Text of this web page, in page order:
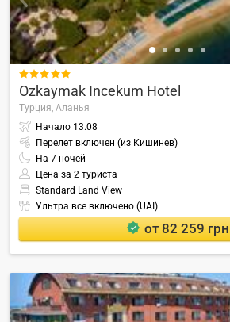

Ozkaymak Incekum Hotel
Турция, Аланья
Начало 13.08
Перелет включен (из Кишинев)
На 7 ночей
Цена за 2 туриста
Standard Land View
Ультра все включено (UAI)
от 82 259 грн